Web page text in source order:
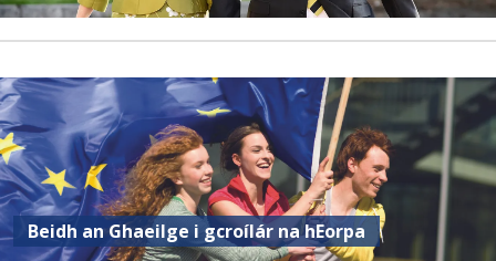
Beidh an Ghaeilge i gcroílár na hEorpa